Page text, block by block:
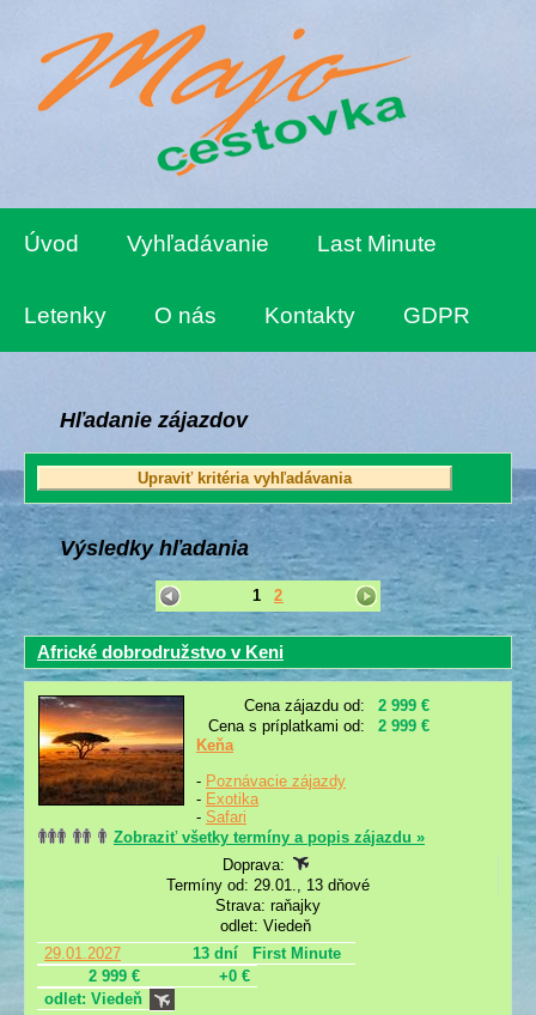
Úvod Vyhľadávanie Last Minute
Letenky O nás Kontakty GDPR
Hľadanie zájazdov
Výsledky hľadania
1 2
Africké dobrodružstvo v Keni
Cena zájazdu od:
2 999 €
Cena s príplatkami od:
2 999 €
Keňa
- Poznávacie zájazdy
- Exotika
- Safari
Zobraziť všetky termíny a popis zájazdu »
Doprava:
Termíny od: 29.01., 13 dňové
Strava: raňajky
odlet: Viedeň
29.01.2027
13 dní
First Minute
2 999 €
+0 €
odlet: Viedeň